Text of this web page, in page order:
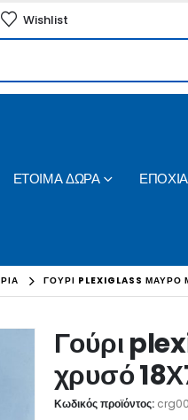
Wishlist
ΕΤΟΙΜΑ ΔΩΡΑ
ΓΟΎΡΙ PLEXIGLASS
Γούρι
χρυσό
Κωδικός προϊόντος: